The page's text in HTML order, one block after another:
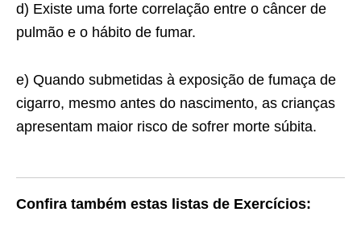
d) Existe uma forte correlação entre o câncer de
pulmão e o hábito de fumar.
e) Quando submetidas à exposição de fumaça de
cigarro, mesmo antes do nascimento, as crianças
apresentam maior risco de sofrer morte súbita.
Confira também estas listas de Exercícios: